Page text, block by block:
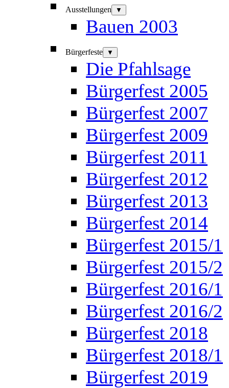
Ausstellungen ▼
Bauen 2003
Bürgerfeste ▼
Die Pfahlsage
Bürgerfest 2005
Bürgerfest 2007
Bürgerfest 2009
Bürgerfest 2011
Bürgerfest 2012
Bürgerfest 2013
Bürgerfest 2014
Bürgerfest 2015/1
Bürgerfest 2015/2
Bürgerfest 2016/1
Bürgerfest 2016/2
Bürgerfest 2018
Bürgerfest 2018/1
Bürgerfest 2019